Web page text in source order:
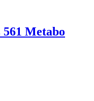
Metabo